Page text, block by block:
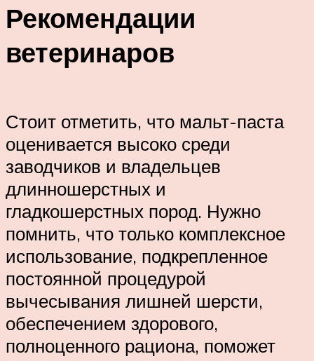
Рекомендации
ветеринаров
Стоит отметить, что мальт-паста
оценивается высоко среди
заводчиков и владельцев
длинношерстных и
гладкошерстных пород. Нужно
помнить, что только комплексное
использование, подкрепленное
постоянной процедурой
вычесывания лишней шерсти,
обеспечением здорового,
полноценного рациона, поможет